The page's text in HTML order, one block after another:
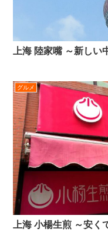
上海 陸家嘴 ～新しい
グルメ
上海 小楊生煎 ～安く